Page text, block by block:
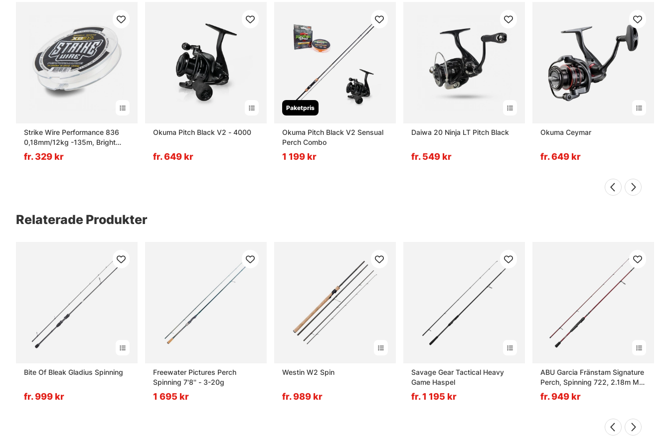
Strike Wire Performance 836
0,18mm/12kg -135m, Bright
White
fr. 329 kr
Okuma Pitch Black V2 - 4000
fr. 649 kr
Paketpris
Okuma Pitch Black V2 Sensual
Perch Combo
1 199 kr
Daiwa 20 Ninja LT Pitch Black
fr. 549 kr
Okuma Ceymar
fr. 649 kr
Relaterade Produkter
Bite Of Bleak Gladius Spinning
fr. 999 kr
Freewater Pictures Perch
Spinning 7'8'' - 3-20g
1 695 kr
Westin W2 Spin
fr. 989 kr
Savage Gear Tactical Heavy
Game Haspel
fr. 1 195 kr
ABU Garcia Fränstam Signature
Perch, Spinning 722, 2.18m ML
5-25g
fr. 949 kr